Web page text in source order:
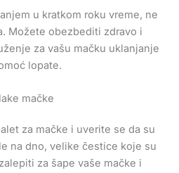
u kratkom roku vreme, ne
Možete obezbediti zdravo i
za vašu mačku uklanjanje
lopate.
mačke
za mačke i uverite se da su
na dno, velike čestice koje su
za šape vaše mačke i